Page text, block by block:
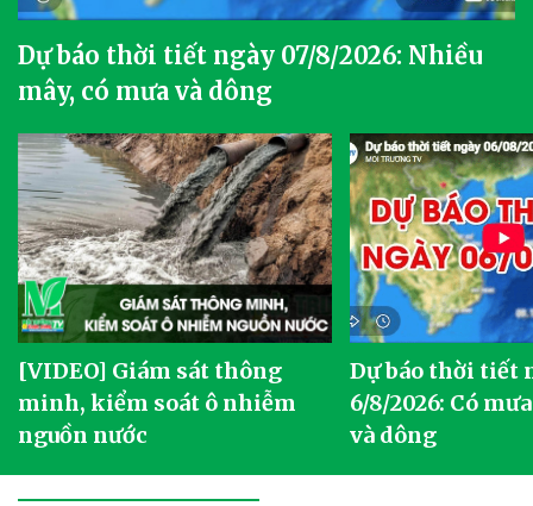
Dự báo thời tiết ngày 07/8/2026: Nhiều
mây, có mưa và dông
[VIDEO] Giám sát thông
minh, kiểm soát ô nhiễm
nguồn nước
Dự báo thời tiết
6/8/2026: Có
và dông